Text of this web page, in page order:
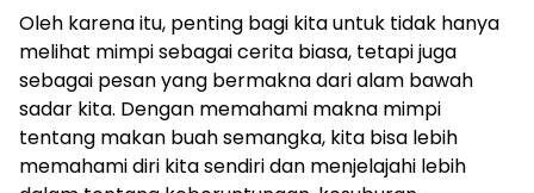
Oleh karena itu, penting bagi kita untuk tidak hanya
melihat mimpi sebagai cerita biasa, tetapi juga
sebagai pesan yang bermakna dari alam bawah
sadar kita. Dengan memahami makna mimpi
tentang makan buah semangka, kita bisa lebih
memahami diri kita sendiri dan menjelajahi lebih